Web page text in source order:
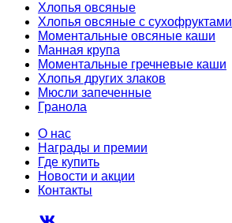
Хлопья овсяные
Хлопья овсяные с сухофруктами
Моментальные овсяные каши
Манная крупа
Моментальные гречневые каши
Хлопья других злаков
Мюсли запеченные
Гранола
О нас
Награды и премии
Где купить
Новости и акции
Контакты